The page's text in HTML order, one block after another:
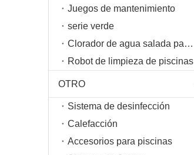
Juegos de mantenimiento
serie verde
Clorador de agua salada para piscinas
Robot de limpieza de piscinas
OTRO
Sistema de desinfección
Calefacción
Accesorios para piscinas